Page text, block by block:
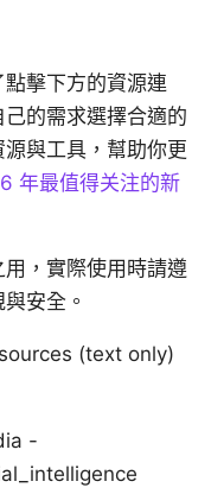
擊下方的資源連
的需求選擇合適的
與工具，幫助你更
年最值得关注的新
，實際使用時請遵
安全。
(text only)
-